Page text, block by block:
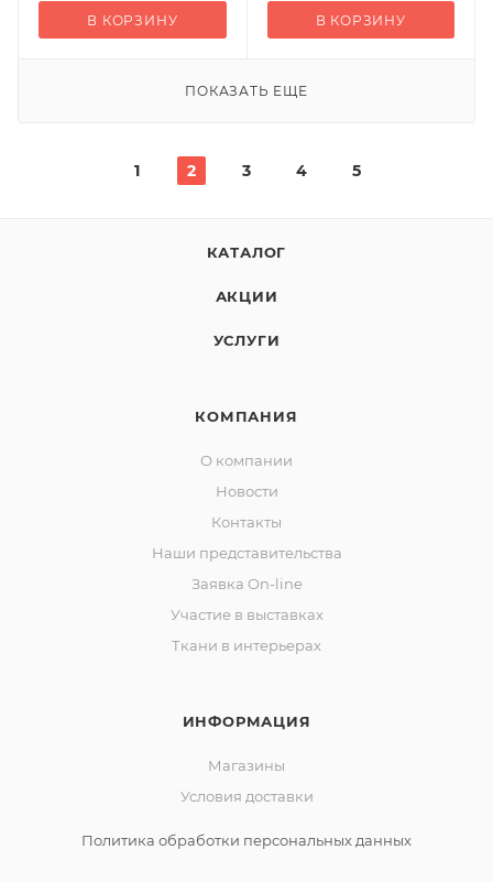
В КОРЗИНУ В КОРЗИНУ
ПОКАЗАТЬ ЕЩЕ
1 2 3 4 5
КАТАЛОГ
АКЦИИ
УСЛУГИ
КОМПАНИЯ
О компании
Новости
Контакты
Наши представительства
Заявка On-line
Участие в выставках
Ткани в интерьерах
ИНФОРМАЦИЯ
Магазины
Условия доставки
Политика обработки персональных данных